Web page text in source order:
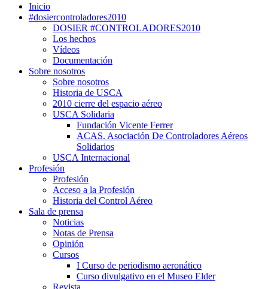
Inicio
#dosiercontroladores2010
DOSIER #CONTROLADORES2010
Los hechos
Vídeos
Documentación
Sobre nosotros
Sobre nosotros
Historia de USCA
2010 cierre del espacio aéreo
USCA Solidaria
Fundación Vicente Ferrer
ACAS. Asociación De Controladores Aéreos
Solidarios
USCA Internacional
Profesión
Profesión
Acceso a la Profesión
Historia del Control Aéreo
Sala de prensa
Noticias
Notas de Prensa
Opinión
Cursos
I Curso de periodismo aeronático
Curso divulgativo en el Museo Elder
Revista